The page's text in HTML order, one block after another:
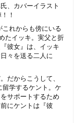
、カバーイラスト
！
れからも傍にいる
たイッキ。実父と折
彼女』は、イッキ
々を送る二人に
からこうして、
学するケント。ケ
サポートするため
にケントは『彼